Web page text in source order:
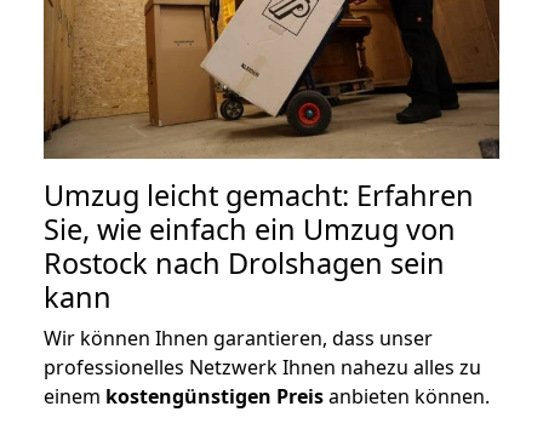
Umzug leicht gemacht: Erfahren
Sie, wie einfach ein Umzug von
Rostock nach Drolshagen sein
kann
Wir können Ihnen garantieren, dass unser
professionelles Netzwerk Ihnen nahezu alles zu
einem kostengünstigen Preisanbieten können.